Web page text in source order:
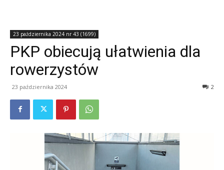
23 października 2024 nr 43 (1699)
PKP obiecują ułatwienia dla
rowerzystów
23 października 2024 2